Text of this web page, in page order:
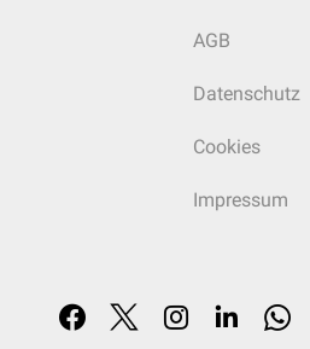
AGB
Datenschutz
Cookies
Impressum